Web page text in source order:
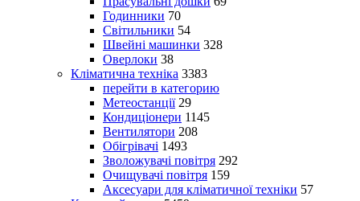
Годинники 70
Світильники 54
Швейні машинки 328
Оверлоки 38
Кліматична техніка 3383
перейти в категорию
Метеостанції 29
Кондиціонери 1145
Вентилятори 208
Обігрівачі 1493
Зволожувачі повітря 292
Очищувачі повітря 159
Аксесуари для кліматичної техніки 57